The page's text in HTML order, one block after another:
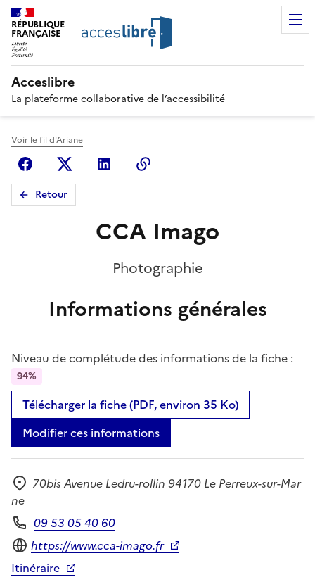
RÉPUBLIQUE
FRANÇAISE
Acceslibre
La plateforme collaborative de l’accessibilité
Voir le fil d'Ariane
FacebookX (anciennement Twitter)
Linkedin
Retour
CCA Imago
Photographie
Informations générales
Niveau de complétude des informations de la fiche :
94%
Télécharger la fiche (PDF, environ 35 Ko)
Modifier ces informations
Adresse
70bis Avenue Ledru-rollin 94170 Le Perreux-sur-Mar
ne
Téléphone
09 53 05 40 60
Site internet
https://www.cca-imago.fr
Itinéraire